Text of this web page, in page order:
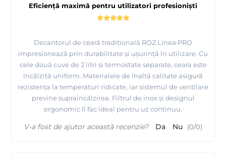
Eficiență maximă pentru utilizatori profesioniști
Decantorul de ceară tradițională ROZ Linea·PRO
impresionează prin durabilitate și ușurință în utilizare. Cu
cele două cuve de 2 litri și termostate separate, ceara este
încălzită uniform. Materialele de înaltă calitate asigură
rezistența la temperaturi ridicate, iar sistemul de ventilare
previne supraîncălzirea. Filtrul de inox și designul
ergonomic îl fac ideal pentru uz continuu.
V-a fost de ajutor această recenzie? Da Nu (0/0)